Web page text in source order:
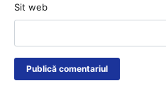
Sit web